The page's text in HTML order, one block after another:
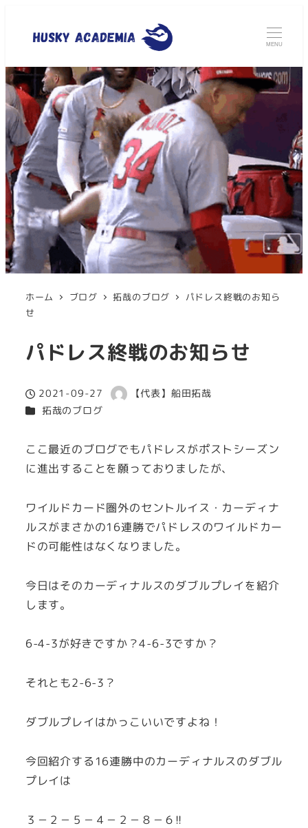
MENU
ホーム ブログ 拓哉のブログ
パドレス終戦のお知ら
せ
パドレス終戦のお知らせ
投稿日
2021-09-27
著
【代表】船田拓哉
カテゴリー
拓哉のブログ
ここ最近のブログでもパドレスがポストシーズン
に進出することを願っておりましたが、
ワイルドカード圏外のセントルイス・カーディナ
ルスがまさかの16連勝でパドレスのワイルドカー
ドの可能性はなくなりました。
今日はそのカーディナルスのダブルプレイを紹介
します。
6-4-3が好きですか？4-6-3ですか？
それとも2-6-3？
ダブルプレイはかっこいいですよね！
今回紹介する16連勝中のカーディナルスのダブル
プレイは
３－２－５－４－２－８－６!!